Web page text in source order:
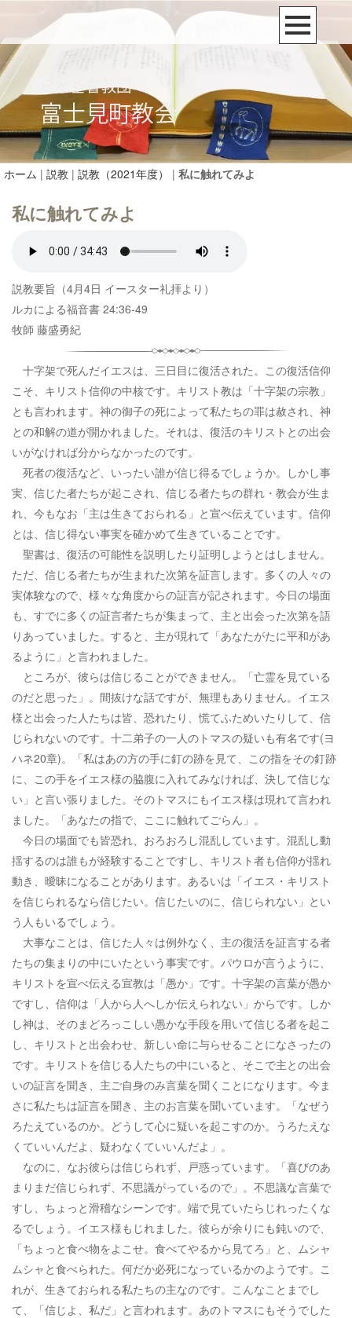
ホーム | 説教 | 説教（2021年度） | 私に触れてみよ
私に触れてみよ
説教要旨（4月4日 イースター礼拝より）
ルカによる福音書 24:36-49
牧師 藤盛勇紀
十字架で死んだイエスは、三日目に復活された。この復活信仰
こそ、キリスト信仰の中核です。キリスト教は「十字架の宗教」
とも言われます。神の御子の死によって私たちの罪は赦され、神
との和解の道が開かれました。それは、復活のキリストとの出会
いがなければ分からなかったのです。
死者の復活など、いったい誰が信じ得るでしょうか。しかし事
実、信じた者たちが起こされ、信じる者たちの群れ・教会が生ま
れ、今もなお「主は生きておられる」と宣べ伝えています。信仰
とは、信じ得ない事実を確かめて生きていることです。
聖書は、復活の可能性を説明したり証明しようとはしません。
ただ、信じる者たちが生まれた次第を証言します。多くの人々の
実体験なので、様々な角度からの証言が記されます。今日の場面
も、すでに多くの証言者たちが集まって、主と出会った次第を語
りあっていました。すると、主が現れて「あなたがたに平和があ
るように」と言われました。
ところが、彼らは信じることができません。「亡霊を見ている
のだと思った」。間抜けな話ですが、無理もありません。イエス
様と出会った人たちは皆、恐れたり、慌てふためいたりして、信
じられないのです。十二弟子の一人のトマスの疑いも有名です(ヨ
ハネ20章)。「私はあの方の手に釘の跡を見て、この指をその釘跡
に、この手をイエス様の脇腹に入れてみなければ、決して信じな
い」と言い張りました。そのトマスにもイエス様は現れて言われ
ました。「あなたの指で、ここに触れてごらん」。
今日の場面でも皆恐れ、おろおろし混乱しています。混乱し動
揺するのは誰もが経験することですし、キリスト者も信仰が揺れ
動き、曖昧になることがあります。あるいは「イエス・キリスト
を信じられるなら信じたい。信じたいのに、信じられない」とい
う人もいるでしょう。
大事なことは、信じた人々は例外なく、主の復活を証言する者
たちの集まりの中にいたという事実です。パウロが言うように、
キリストを宣べ伝える宣教は「愚か」です。十字架の言葉が愚か
ですし、信仰は「人から人へしか伝えられない」からです。しか
し神は、そのまどろっこしい愚かな手段を用いて信じる者を起こ
し、キリストと出会わせ、新しい命に与らせることになさったの
です。キリストを信じる人たちの中にいると、そこで主との出会
いの証言を聞き、主ご自身のみ言葉を聞くことになります。今ま
さに私たちは証言を聞き、主のお言葉を聞いています。「なぜう
ろたえているのか。どうして心に疑いを起こすのか。うろたえな
くていいんだよ、疑わなくていいんだよ」。
なのに、なお彼らは信じられず、戸惑っています。「喜びのあ
まりまだ信じられず、不思議がっているので」。不思議な言葉で
すし、ちょっと滑稽なシーンです。端で見ていたらじれったくな
るでしょう。イエス様もじれました。彼らが余りにも鈍いので、
「ちょっと食べ物をよこせ。食べてやるから見てろ」と、ムシャ
ムシャと食べられた。何だか必死になっているかのようです。こ
れが、生きておられる私たちの主なのです。こんなことまでし
て、「信じよ、私だ」と言われます。あのトマスにもそうでした